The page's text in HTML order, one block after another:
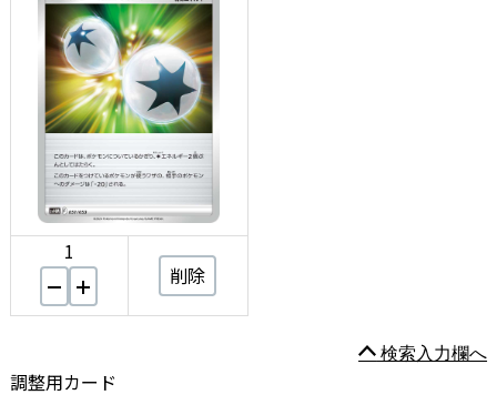
1
削除
検索入力欄へ
調整用カード